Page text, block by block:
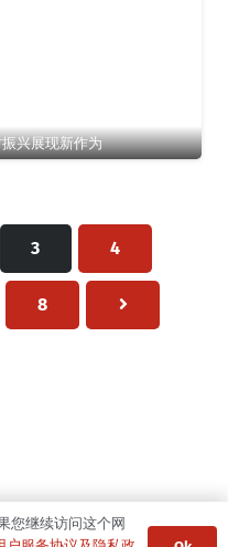
兴展现新作为
3 4
8
您继续访问这个网